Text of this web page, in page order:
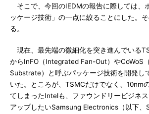
そこで、今回のIEDMの報告に際しては、
ッケージ技術」の一点に絞ることにした。
る。
現在、最先端の微細化を突き進んでいる
からInFO（Integrated Fan-Out）やCoWoS
Substrate）と呼ぶパッケージ技術を開発し
いた。ところが、TSMCだけでなく、10nm
てしまったIntelも、ファウンドリービジネ
アップしたいSamsung Electronics（以下、